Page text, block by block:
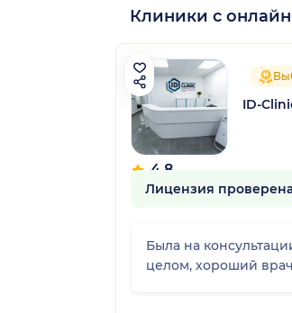
Клиники с
4.8
747 отзывов
ID-
Лицензия
Была на
целом, хороший врач